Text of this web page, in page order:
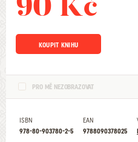
KOUPIT KNIHU
PRO MĚ NEZOBRAZOVAT
ISBN
978-80-903780-2-5
EAN
9788090378025